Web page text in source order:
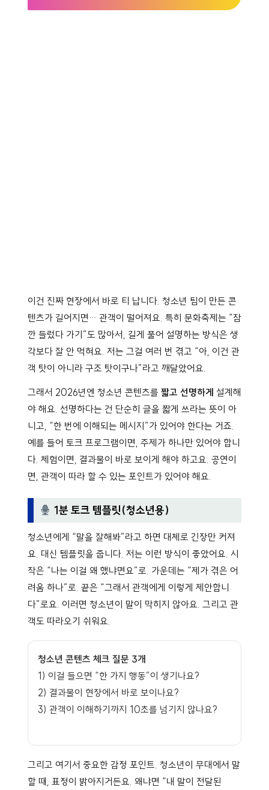
이건 진짜 현장에서 바로 티 납니다. 청소년 팀이 만든 콘
텐츠가 길어지면… 관객이 떨어져요. 특히 문화축제는 “잠
깐 들렀다 가기”도 많아서, 길게 풀어 설명하는 방식은 생
각보다 잘 안 먹혀요. 저는 그걸 여러 번 겪고 “아, 이건 관
객 탓이 아니라 구조 탓이구나”라고 깨달았어요.
그래서 2026년엔 청소년 콘텐츠를 짧고 선명하게 설계해
야 해요. 선명하다는 건 단순히 글을 짧게 쓰라는 뜻이 아
니고, “한 번에 이해되는 메시지”가 있어야 한다는 거죠.
예를 들어 토크 프로그램이면, 주제가 하나만 있어야 합니
다. 체험이면, 결과물이 바로 보이게 해야 하고요. 공연이
면, 관객이 따라 할 수 있는 포인트가 있어야 해요.
1분 토크 템플릿(청소년용)
청소년에게 “말을 잘해봐”라고 하면 대체로 긴장만 커져
요. 대신 템플릿을 줍니다. 저는 이런 방식이 좋았어요. 시
작은 “나는 이걸 왜 했냐면요”로. 가운데는 “제가 겪은 어
려움 하나”로. 끝은 “그래서 관객에게 이렇게 제안합니
다”로요. 이러면 청소년이 말이 막히지 않아요. 그리고 관
객도 따라오기 쉬워요.
청소년 콘텐츠 체크 질문 3개
1) 이걸 들으면 “한 가지 행동”이 생기나요?
2) 결과물이 현장에서 바로 보이나요?
3) 관객이 이해하기까지 10초를 넘기지 않나요?
그리고 여기서 중요한 감정 포인트. 청소년이 무대에서 말
할 때, 표정이 밝아지거든요. 왜냐면 “내 말이 전달된